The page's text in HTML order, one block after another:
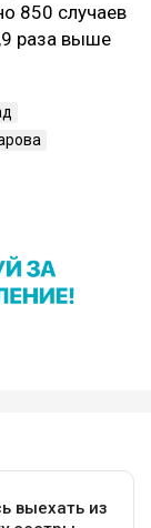
850 случаев
раза выше